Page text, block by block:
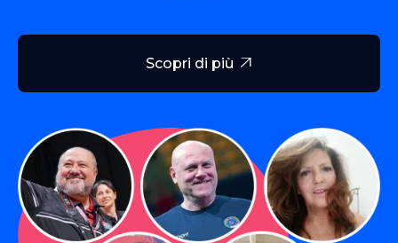
Scopri di più 